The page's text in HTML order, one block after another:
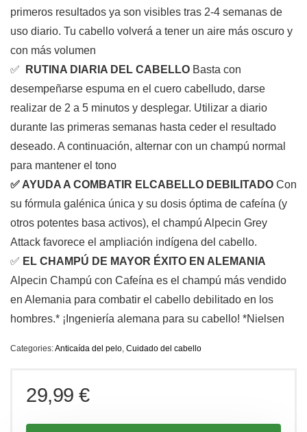
primeros resultados ya son visibles tras 2-4 semanas de
uso diario. Tu cabello volverá a tener un aire más oscuro y
con más volumen
✅
RUTINA DIARIA DEL CABELLO Basta con
desempeñarse espuma en el cuero cabelludo, darse
realizar de 2 a 5 minutos y desplegar. Utilizar a diario
durante las primeras semanas hasta ceder el resultado
deseado. A continuación, alternar con un champú normal
para mantener el tono
✅ AYUDA A COMBATIR ELCABELLO DEBILITADO Con
su fórmula galénica única y su dosis óptima de cafeína (y
otros potentes basa activos), el champú Alpecin Grey
Attack favorece el ampliación indígena del cabello.
✅ EL CHAMPÚ DE MAYOR ÉXITO EN ALEMANIA
Alpecin Champú con Cafeína es el champú más vendido
en Alemania para combatir el cabello debilitado en los
hombres.* ¡Ingeniería alemana para su cabello! *Nielsen
Categories:Anticaída del pelo, Cuidado del cabello
29,99 €